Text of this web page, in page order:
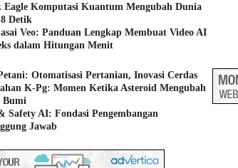
Eagle Komputasi Kuantum Mengubah Dunia
Detik
Veo: Panduan Lengkap Membuat Video AI
dalam Hitungan Menit
Otomatisasi Pertanian, Inovasi Cerdas
K-Pg: Momen Ketika Asteroid Mengubah
Bumi
Safety AI: Fondasi Pengembangan
Jawab